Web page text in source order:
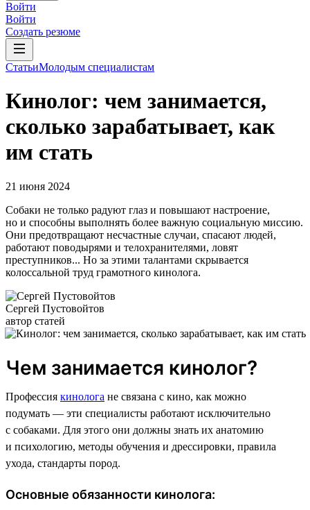
Войти
Войти
Создать резюме
СтатьиМолодым специалистам
Кинолог: чем занимается,
сколько зарабатывает, как
им стать
21 июня 2024
Собаки не только радуют глаз и повышают настроение,
но и способны выполнять более важную социальную миссию.
Они предотвращают несчастные случаи, спасают людей,
работают поводырями и телохранителями, ловят
преступников... Но за этими талантами скрывается
колоссальной труд грамотного кинолога.
Сергей Пустовойтов
автор статей
Чем занимается кинолог?
Профессия кинолога не связана с кино, как можно
подумать — эти специалисты работают исключительно
с собаками. Для этого они должны знать их анатомию
и психологию, методы обучения и дрессировки, правила
ухода, стандарты пород.
Основные обязанности кинолога: